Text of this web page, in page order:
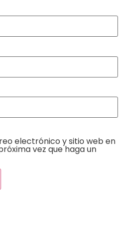
electrónico y sitio web en
vez que haga un